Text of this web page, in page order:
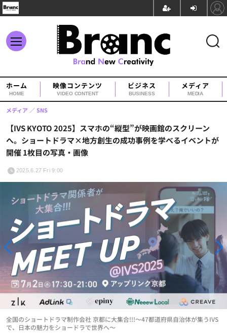
ホーム
HOME
映像コンテンツ
VIDEO CONTENT
ビジネス
BUSINESS
メディア
MEDIA
【IVS KYOTO 2025】スマホの“縦型”が映画館のスクリーン
へ。ショートドラマ×地方創生の成功事例を学べるイベントが
開催 1枚目の写真・画像
メディア SNS
2025.6.27 Fri 9:00
全国のショートドラマ制作会社 京都に大集合!!!～47都道府県自治体が集うIVS
で、日本の魅力をショードラで世界へ～